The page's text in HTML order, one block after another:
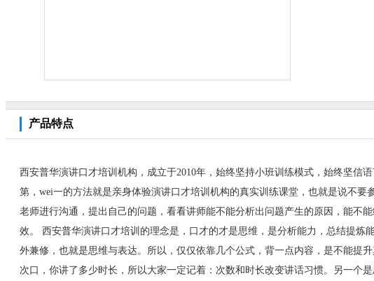
产品特点
西安普华演讲口才培训机构，成立于2010年，始终坚持小班训练模式，始终坚信
第，wei一的方法就是亲身体验演讲口才培训机构的真实训练课堂，也就是说不
老师进行沟通，提出自己的问题，看看讲师能不能分析出问题产生的原因，能不
效。 西安普华演讲口才培训的理念是，口才的才是思维，是分析能力，总结提
外兼修，也就是思维与表达。所以，仅仅依靠几个公式，背一点内容，是不能提
次口，你讲了多少时长，所以大家一定记着：次数和时长改变讲话习惯。另一个